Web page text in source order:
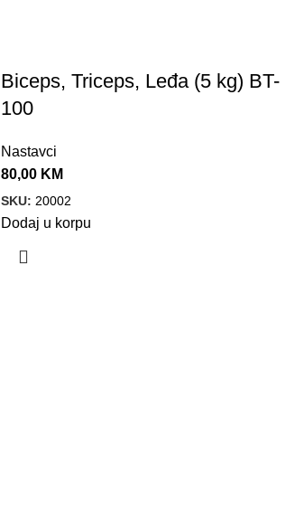
Biceps, Triceps, Leđa (5 kg) BT-
100
Nastavci
80,00 KM
SKU: 20002
Dodaj u korpu